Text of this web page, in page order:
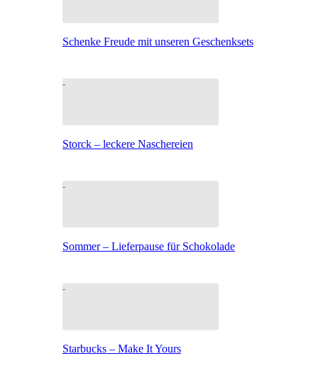
Schenke Freude mit unseren Geschenksets
Storck – leckere Naschereien
Sommer – Lieferpause für Schokolade
Starbucks – Make It Yours